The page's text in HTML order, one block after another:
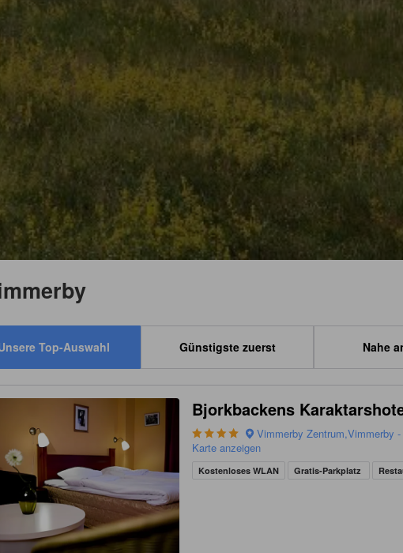
Top-Auswahl Günstigste zuerst Nahe
Bjorkbackens
Vimmerby Zentrum,Vimmerby
Karte anzeigen
Kostenloses WLAN Gratis-Parkplatz